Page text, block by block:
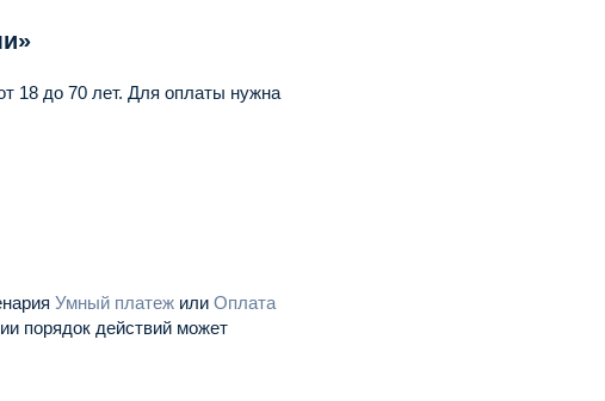
18 до 70 лет. Для оплаты нужна
Умный платеж или Оплата
порядок действий может